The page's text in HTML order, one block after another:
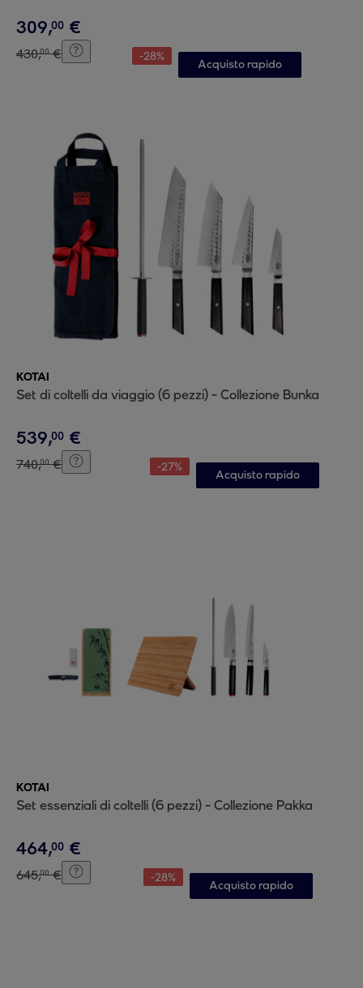
309,00 €
430,00 € -28%
Acquisto rapido
KOTAI
Set di coltelli da viaggio (6 pezzi) - Collezione Bunka
539,00 €
740,00 € -27%
Acquisto rapido
KOTAI
Set essenziali di coltelli (6 pezzi) - Collezione Pakka
464,00 €
645,00 € -28%
Acquisto rapido